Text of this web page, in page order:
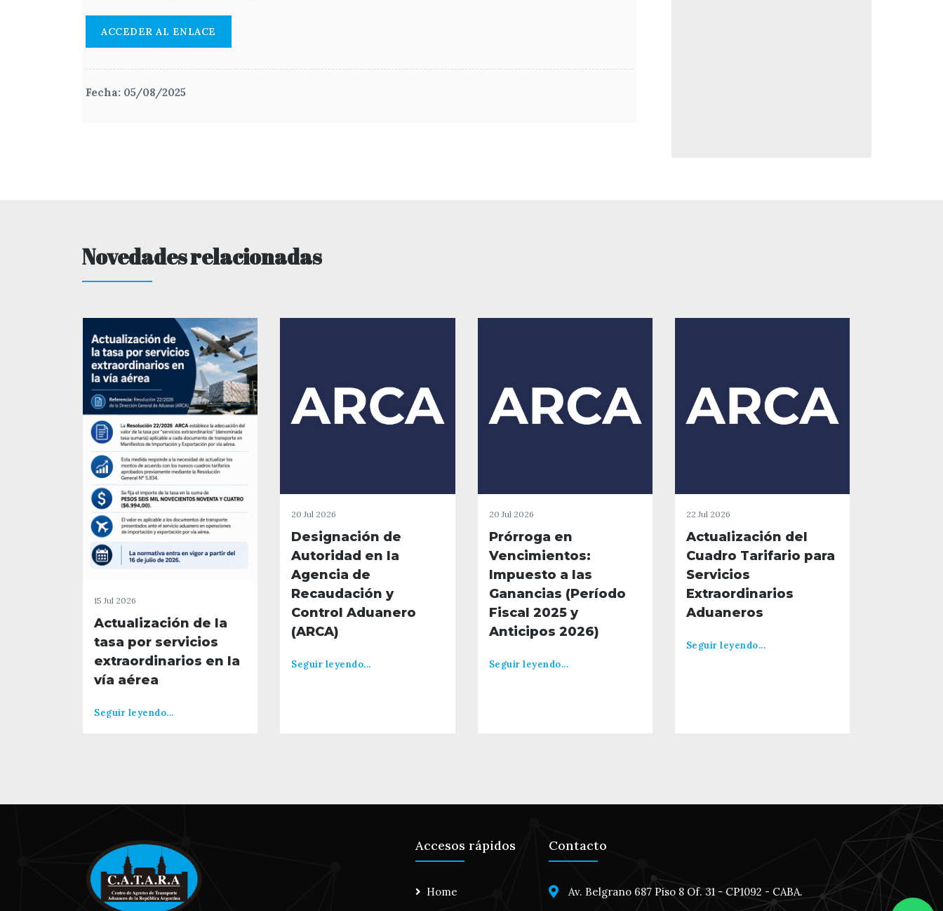
ACCEDER AL ENLACE
Fecha: 05/08/2025
Novedades relacionadas
15 Jul 2026
Actualización de la
tasa por servicios
extraordinarios en la
vía aérea
Seguir leyendo...
20 Jul 2026
Designación de
Autoridad en la
Agencia de
Recaudación y
Control Aduanero
(ARCA)
Seguir leyendo...
20 Jul 2026
Prórroga en
Vencimientos:
Impuesto a las
Ganancias (Período
Fiscal 2025 y
Anticipos 2026)
Seguir leyendo...
22 Jul 2026
Actualización del
Cuadro Tarifario para
Servicios
Extraordinarios
Aduaneros
Seguir leyendo...
Accesos rápidos
Home
Contacto
Av. Belgrano 687 Piso 8 Of. 31 - CP1092 - CABA.